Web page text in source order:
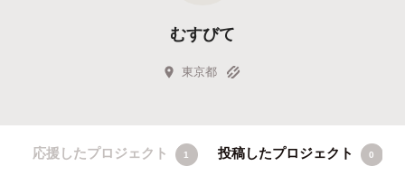
むすびて
東京都
応援したプロジェクト 1 投稿したプロジェクト 0